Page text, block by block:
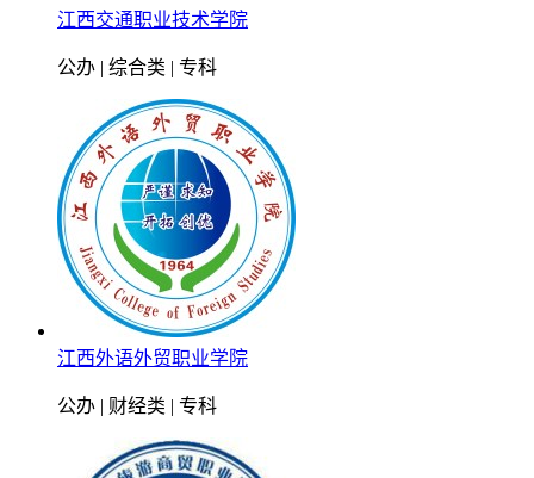
江西交通职业技术学院
公办 | 综合类 | 专科
江西外语外贸职业学院
公办 | 财经类 | 专科